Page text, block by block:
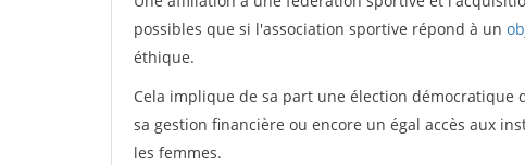
possibles que si l'association sportive répond à un
éthique.
Cela implique de sa part une élection démocratique
sa gestion financière ou encore un égal accès aux
les femmes.